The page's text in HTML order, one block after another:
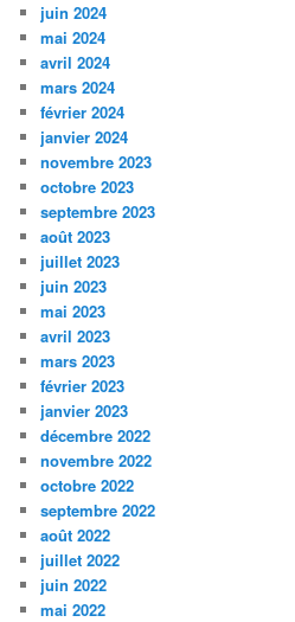
juin 2024
mai 2024
avril 2024
mars 2024
février 2024
janvier 2024
novembre 2023
octobre 2023
septembre 2023
août 2023
juillet 2023
juin 2023
mai 2023
avril 2023
mars 2023
février 2023
janvier 2023
décembre 2022
novembre 2022
octobre 2022
septembre 2022
août 2022
juillet 2022
juin 2022
mai 2022